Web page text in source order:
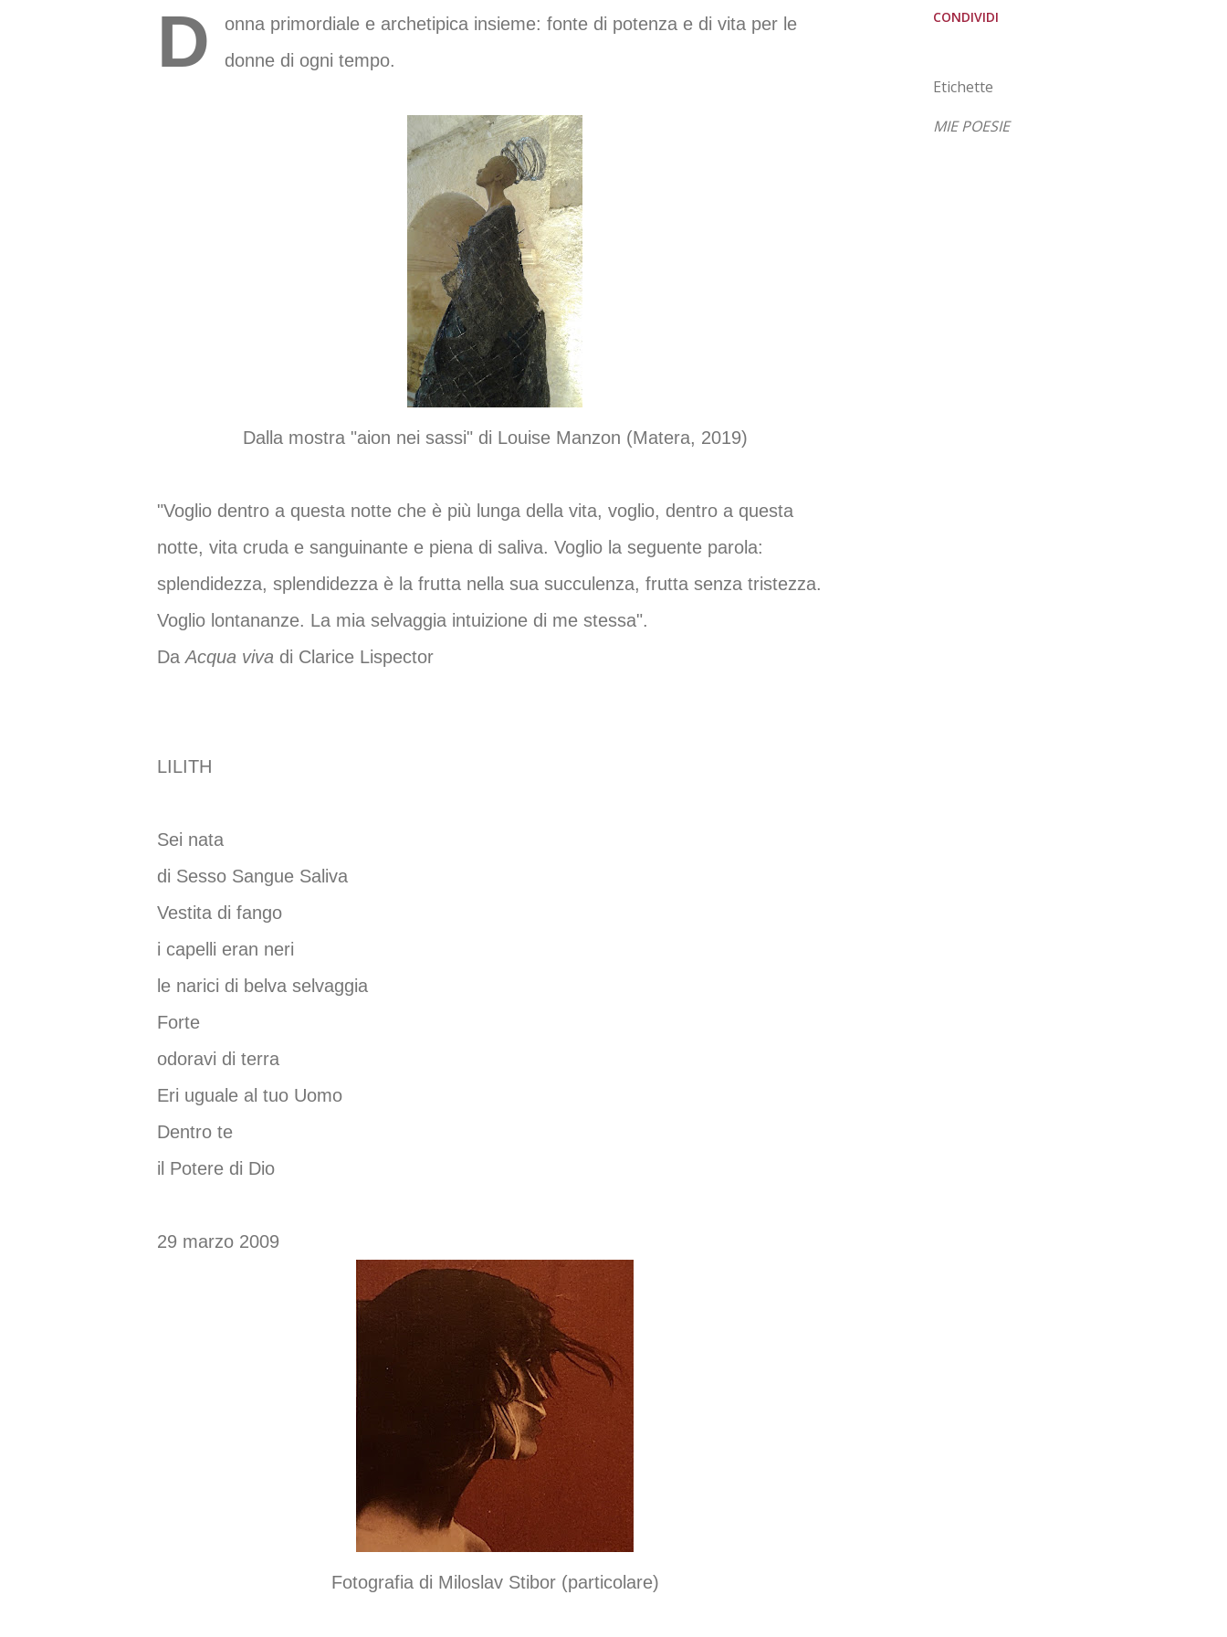
D
onna primordiale e archetipica insieme: fonte di potenza e di vita per le
donne di ogni tempo.
Dalla mostra "aion nei sassi" di Louise Manzon (Matera, 2019)
"Voglio dentro a questa notte che è più lunga della vita, voglio, dentro a questa
notte, vita cruda e sanguinante e piena di saliva. Voglio la seguente parola:
splendidezza, splendidezza è la frutta nella sua succulenza, frutta senza tristezza.
Voglio lontananze. La mia selvaggia intuizione di me stessa".
Da Acqua viva di Clarice Lispector
LILITH
Sei nata
di Sesso Sangue Saliva
Vestita di fango
i capelli eran neri
le narici di belva selvaggia
Forte
odoravi di terra
Eri uguale al tuo Uomo
Dentro te
il Potere di Dio
29 marzo 2009
Fotografia di Miloslav Stibor (particolare)
CONDIVIDI
Etichette
MIE POESIE